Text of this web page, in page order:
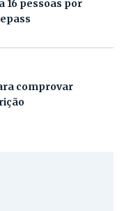
16 pessoas por
comprovar